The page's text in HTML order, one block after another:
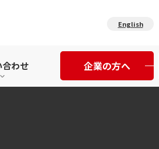
English
合わせ 企業の方へ